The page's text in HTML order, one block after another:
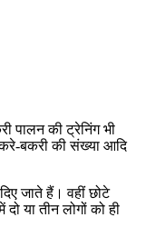
पालन की ट्रेनिंग भी
बकरी की संख्या आदि
जाते हैं। वहीं छोटे
या तीन लोगों को ही